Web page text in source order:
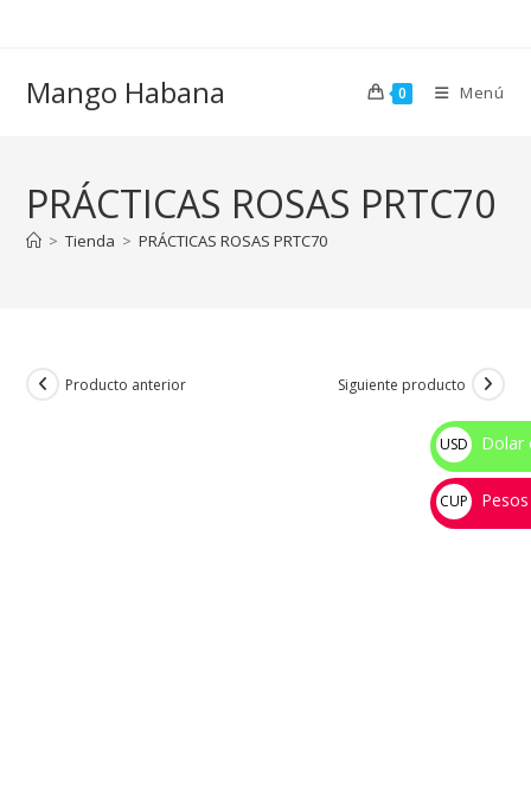
Mango Habana 0 Menú
PRÁCTICAS ROSAS PRTC70
> Tienda > PRÁCTICAS ROSAS PRTC70
Producto anterior Siguiente producto
USD
$
Dolar
CUP
💰
Pesos